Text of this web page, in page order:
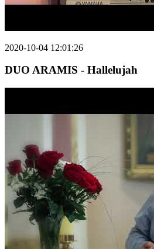
2020-10-04 12:01:26
DUO ARAMIS - Hallelujah